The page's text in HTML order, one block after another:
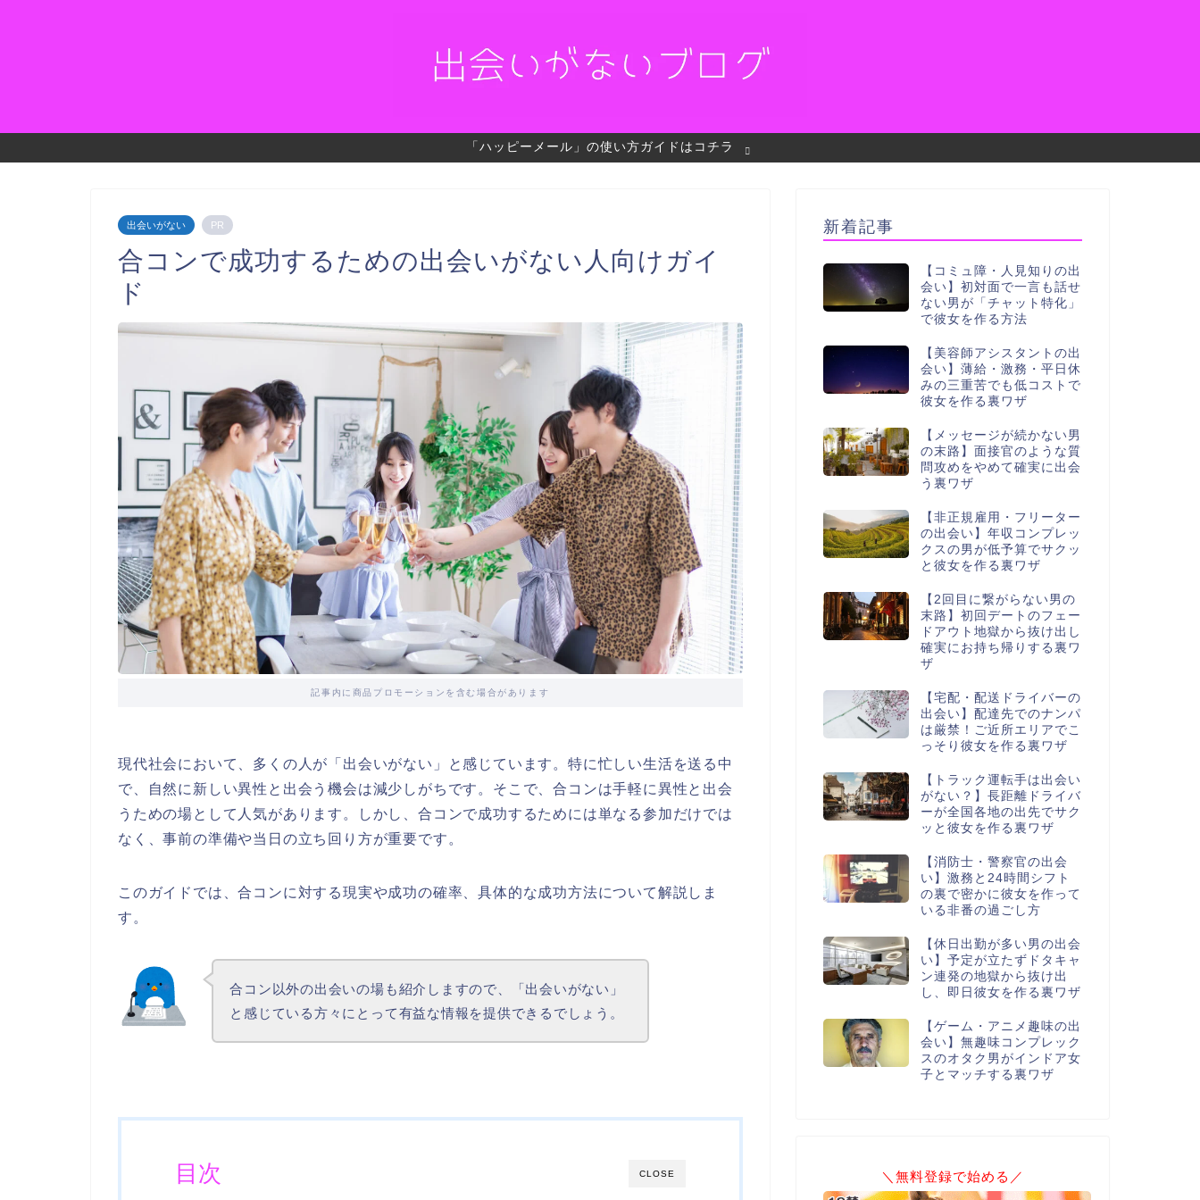
「ハッピーメール」の使い方ガイドはコチラ
出会いがない PR
合コンで成功するための出会いがない人向けガイ
ド
記事内に商品プロモーションを含む場合があります
現代社会において、多くの人が「出会いがない」と感じています。特に忙しい生活を送る中
で、自然に新しい異性と出会う機会は減少しがちです。そこで、合コンは手軽に異性と出会
うための場として人気があります。しかし、合コンで成功するためには単なる参加だけでは
なく、事前の準備や当日の立ち回り方が重要です。
このガイドでは、合コンに対する現実や成功の確率、具体的な成功方法について解説しま
す。
合コン以外の出会いの場も紹介しますので、「出会いがない」
と感じている方々にとって有益な情報を提供できるでしょう。
CLOSE
目次
新着記事
【コミュ障・人見知りの出
会い】初対面で一言も話せ
ない男が「チャット特化」
で彼女を作る方法
【美容師アシスタントの出
会い】薄給・激務・平日休
みの三重苦でも低コストで
彼女を作る裏ワザ
【メッセージが続かない男
の末路】面接官のような質
問攻めをやめて確実に出会
う裏ワザ
【非正規雇用・フリーター
の出会い】年収コンプレッ
クスの男が低予算でサクッ
と彼女を作る裏ワザ
【2回目に繋がらない男の
末路】初回デートのフェー
ドアウト地獄から抜け出し
確実にお持ち帰りする裏ワ
ザ
【宅配・配送ドライバーの
出会い】配達先でのナンパ
は厳禁！ご近所エリアでこ
っそり彼女を作る裏ワザ
【トラック運転手は出会い
がない？】長距離ドライバ
ーが全国各地の出先でサク
ッと彼女を作る裏ワザ
【消防士・警察官の出会
い】激務と24時間シフト
の裏で密かに彼女を作って
いる非番の過ごし方
【休日出勤が多い男の出会
い】予定が立たずドタキャ
ン連発の地獄から抜け出
し、即日彼女を作る裏ワザ
【ゲーム・アニメ趣味の出
会い】無趣味コンプレック
スのオタク男がインドア女
子とマッチする裏ワザ
＼無料登録で始める／